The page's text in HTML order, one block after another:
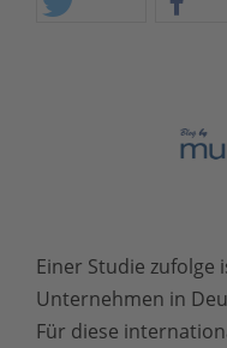
Einer Studie
Unternehmen in
Für diese